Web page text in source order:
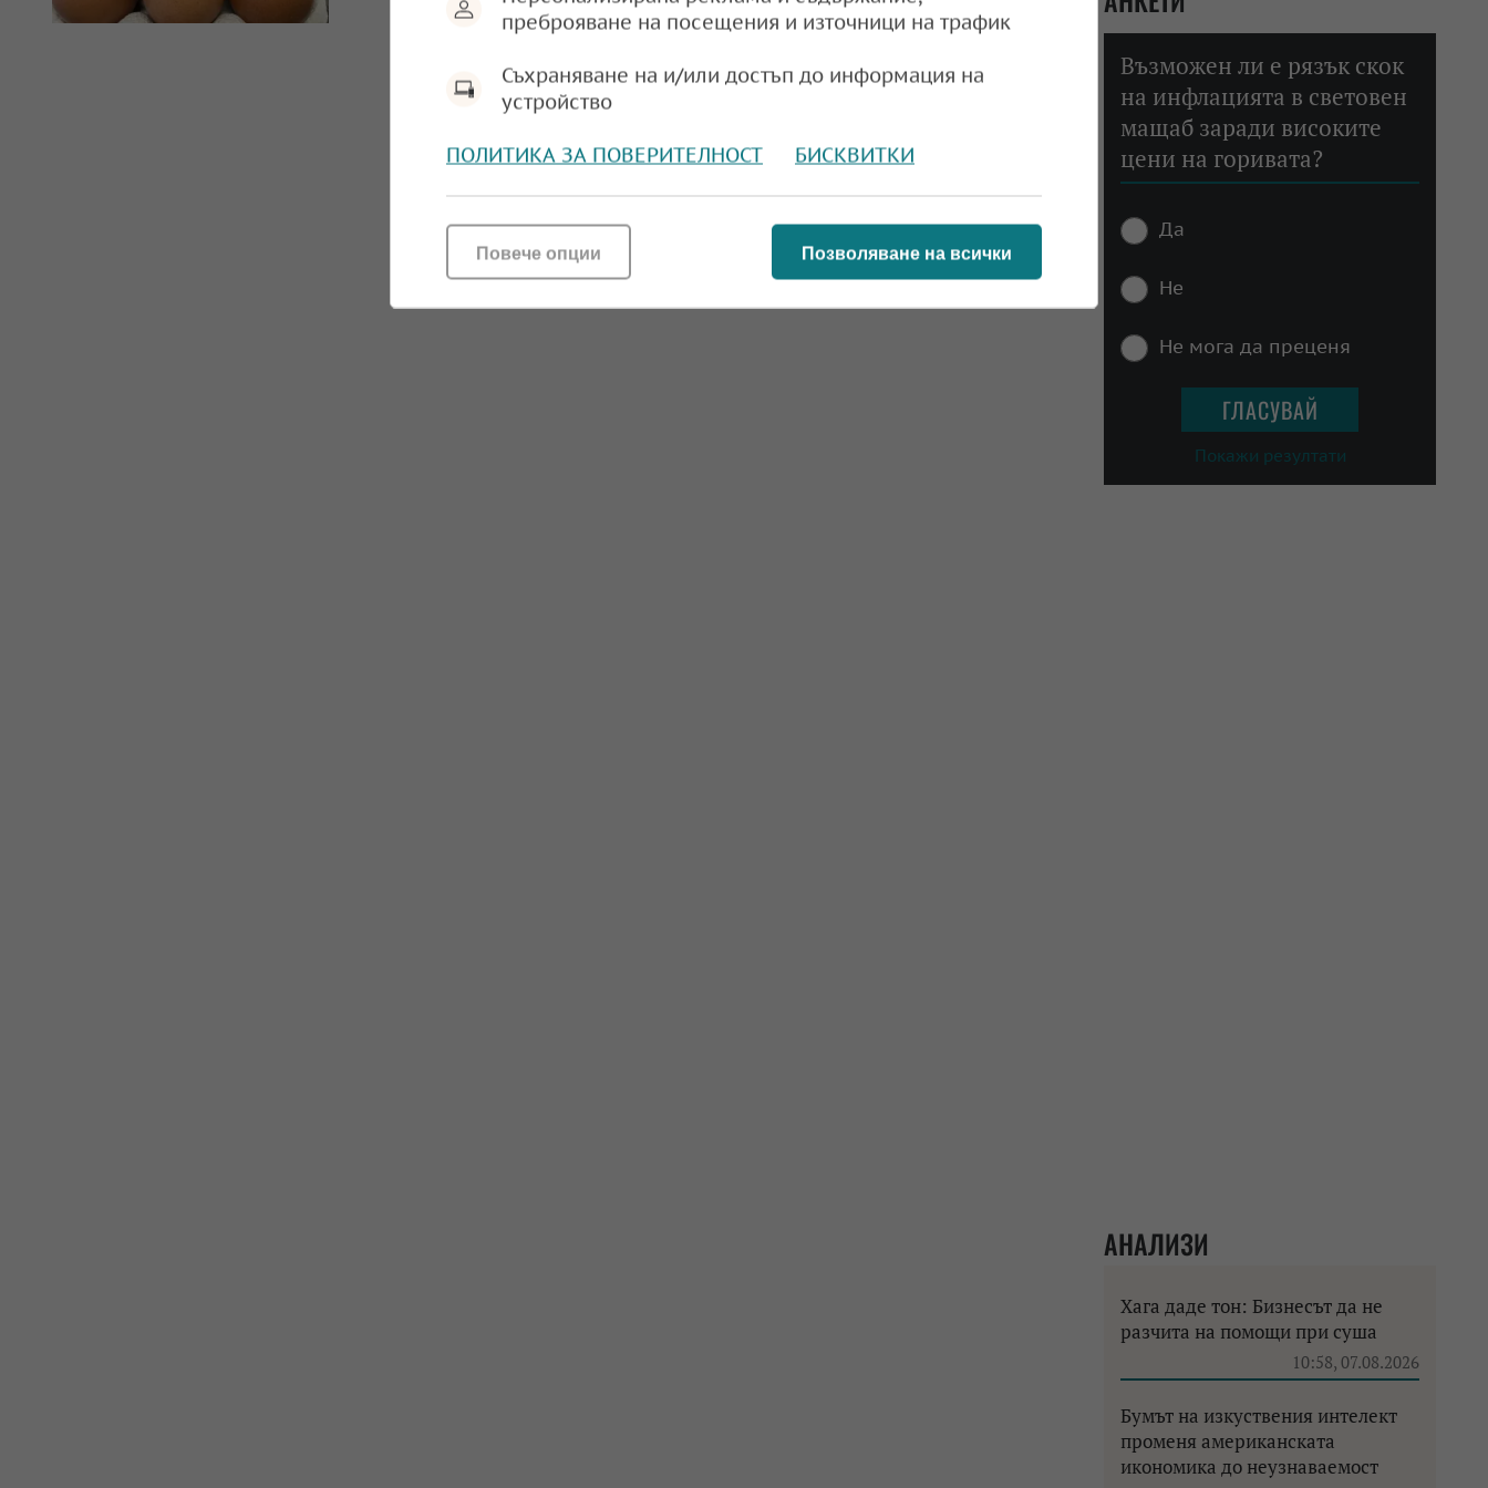
Възможен ли е рязък скок
на инфлацията в световен
мащаб заради високите
цени на горивата?
Да
Не
Не мога да преценя
Покажи резултати
АНАЛИЗИ
Хага даде тон: Бизнесът да не
разчита на помощи при суша
10:58, 07.08.2026
Бумът на изкуствения интелект
променя американската
икономика до неузнаваемост
преброяване на посещения и източници на трафик
Съхраняване на и/или достъп до информация на
устройство
ПОЛИТИКА ЗА ПОВЕРИТЕЛНОСТ БИСКВИТКИ
Позволяване на всички
Повече опции